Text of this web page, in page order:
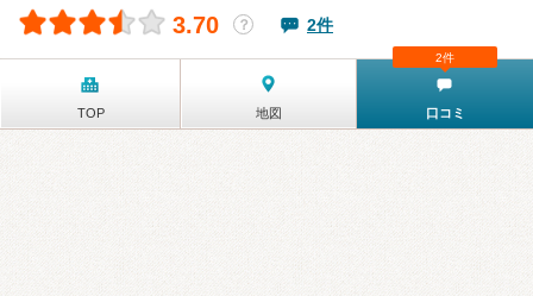
3.70 ？ 2件
TOP 地図 口コミ
2件